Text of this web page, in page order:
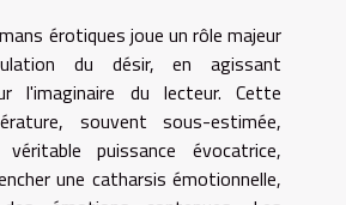
érotiques joue un rôle majeur
du désir, en agissant
l'imaginaire du lecteur. Cette
souvent sous-estimée,
puissance évocatrice,
une catharsis émotionnelle,